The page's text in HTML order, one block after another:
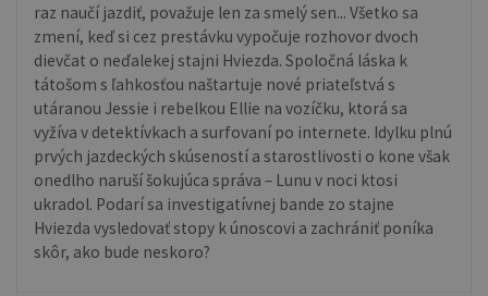
raz naučí jazdiť, považuje len za smelý sen... Všetko sa
zmení, keď si cez prestávku vypočuje rozhovor dvoch
dievčat o neďalekej stajni Hviezda. Spoločná láska k
tátošom s ľahkosťou naštartuje nové priateľstvá s
utáranou Jessie i rebelkou Ellie na vozíčku, ktorá sa
vyžíva v detektívkach a surfovaní po internete. Idylku plnú
prvých jazdeckých skúseností a starostlivosti o kone však
onedlho naruší šokujúca správa – Lunu v noci ktosi
ukradol. Podarí sa investigatívnej bande zo stajne
Hviezda vysledovať stopy k únoscovi a zachrániť poníka
skôr, ako bude neskoro?